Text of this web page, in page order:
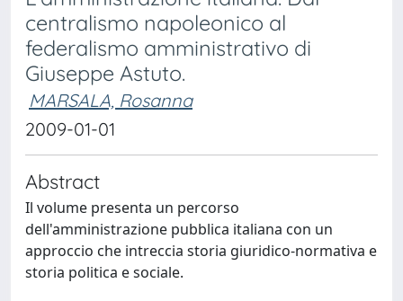
centralismo napoleonico al
federalismo amministrativo di
Giuseppe Astuto.
MARSALA, Rosanna
2009-01-01
Abstract
Il volume presenta un percorso
dell'amministrazione pubblica italiana con un
approccio che intreccia storia giuridico-normativa e
storia politica e sociale.